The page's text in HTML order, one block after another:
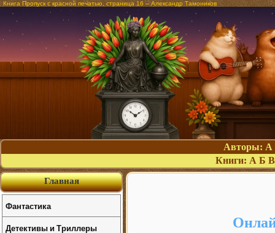
Книга Пропуск с красной печатью, страница 16 – Александр Тамоников
Авторы: А
Книги: А Б В
Главная
Фантастика
Детективы и Триллеры